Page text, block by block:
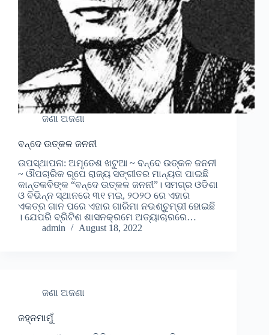
ଜଣା ଅଜଣା
ବନ୍ଦେ ଉତ୍କଳ ଜନନୀ
ଉପସ୍ଥାପନା: ଅମୃତେଶ ଖଟୁଆ ~ ବନ୍ଦେ ଉତ୍କଳ ଜନନୀ
~ ଔପଚାରିକ ରୂପେ ରାଜ୍ୟ ସଙ୍ଗୀତର ମାନ୍ୟତା ପାଇଛି
କାନ୍ତକବିଙ୍କ “ବନ୍ଦେ ଉତ୍କଳ ଜନନୀ”। ସମଗ୍ର ଓଡିଶା
ଓ ବିଭିନ୍ନ ସ୍ଥାନରେ ୩୧ ମଇ, ୨୦୨୦ ରେ ଏହାର
ଏକତ୍ର ଗାନ ପରେ ଏହାର ଗାରିମା ନଭଶ୍ଚୁମ୍ଭୀ ହୋଇଛି
। ଯେପରି ବ୍ରିଟିଶ ଶାସନକ୍ରମେ ଅତ୍ୟାଚାରରେ…
admin
August 18, 2022
ଜଣା ଅଜଣା
ଜହ୍ନମାମୁଁ